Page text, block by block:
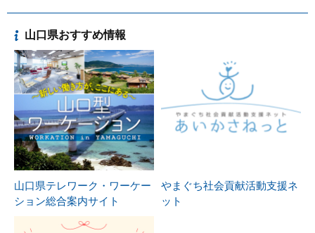
山口県おすすめ情報
山口県テレワーク・ワーケー
ション総合案内サイト
やまぐち社会貢献活動支援ネ
ット